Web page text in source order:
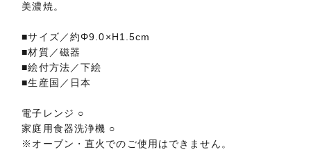
美濃焼。
■サイズ／約Φ9.0×H1.5cm
■材質／磁器
■絵付方法／下絵
■生産国／日本
電子レンジ ○
家庭用食器洗浄機 ○
※オーブン・直火でのご使用はできません。